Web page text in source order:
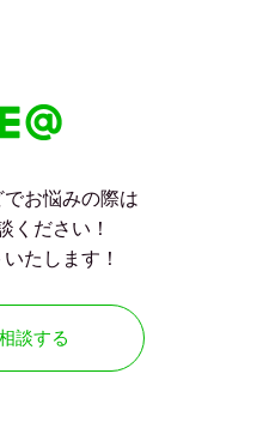
お悩みの際は
ください！
たします！
談する